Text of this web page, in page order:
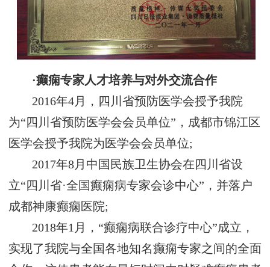
·癫痫专家人才培养与对外交流合作
2016年4月，四川省预防医学会授予我院
为“四川省预防医学会会员单位”，成都市锦江区
医学会授予我院为医学会会员单位;
2017年8月中国民族卫生协会在四川省设
立“四川省·全国癫痫病专家会诊中心”，并落户
成都神康癫痫医院;
2018年1月，“癫痫病联合诊疗中心”成立，
实现了我院与全国各地知名癫痫专家之间的全面